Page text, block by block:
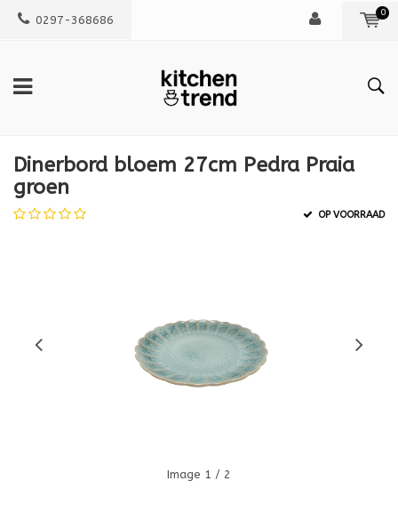
0297-368686
0
Dinerbord bloem 27cm Pedra Praia
groen
OP VOORRAAD
Image 1 / 2